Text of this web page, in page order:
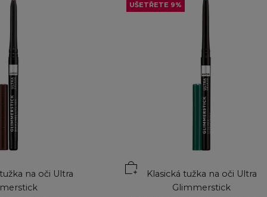
na oči Ultra
UŠETŘETE 9%
Přidat do košíku
Klasická tužka na oči Ultra
Glimmerstick